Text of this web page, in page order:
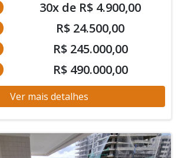
30x de R$ 4.900,00
R$ 24.500,00
R$ 245.000,00
R$ 490.000,00
Ver mais detalhes